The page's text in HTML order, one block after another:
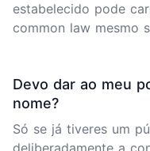
estabelecido pode
common law mesmo
Devo dar ao meu
nome?
Só se já tiveres um
deliberadamente a